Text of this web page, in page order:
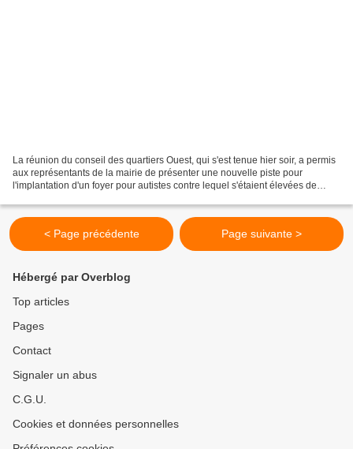
La réunion du conseil des quartiers Ouest, qui s'est tenue hier soir, a permis
aux représentants de la mairie de présenter une nouvelle piste pour
l'implantation d'un foyer pour autistes contre lequel s'étaient élevées de
< Page précédente Page suivante >
Hébergé par Overblog
Top articles
Pages
Contact
Signaler un abus
C.G.U.
Cookies et données personnelles